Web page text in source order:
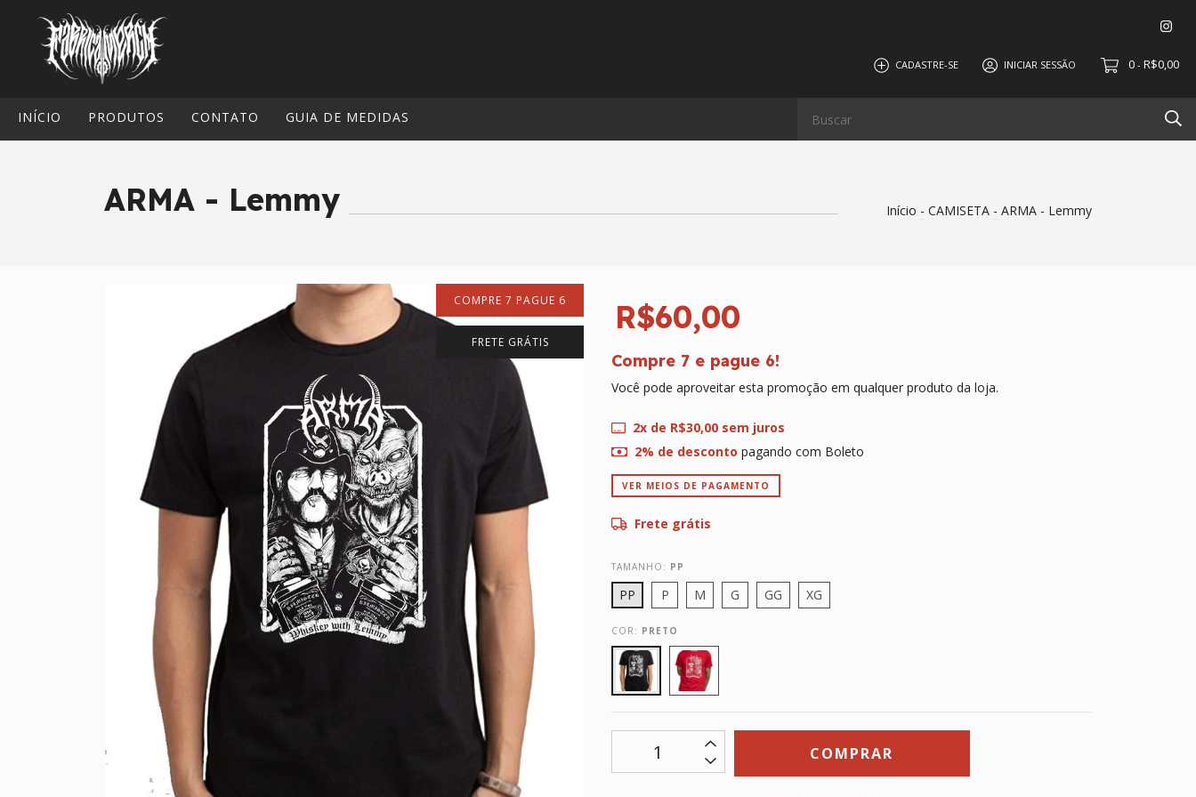
CADASTRE-SE INICIAR SESSÃO 0 - R$0,00
INÍCIO PRODUTOS CONTATO GUIA DE MEDIDAS
ARMA - Lemmy Início - CAMISETA - ARMA - Lemmy
COMPRE 7 PAGUE 6
FRETE GRÁTIS
R$60,00
Compre 7 e pague 6!
Você pode aproveitar esta promoção em qualquer produto da loja.
2x de R$30,00sem juros
2% de desconto pagando com Boleto
VER MEIOS DE PAGAMENTO
Frete grátis
TAMANHO: PP
PP P M G GG XG
COR: PRETO